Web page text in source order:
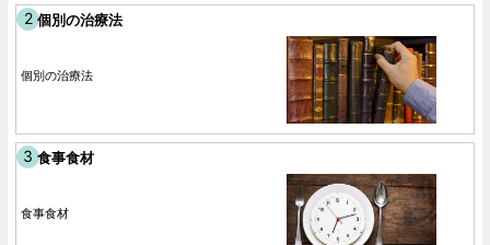
個別の治療法
個別の治療法
食事食材
食事食材